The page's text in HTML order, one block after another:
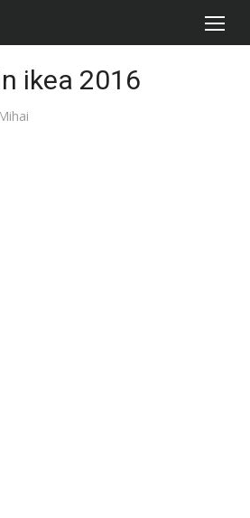
ikea 2016
Author
Mihai